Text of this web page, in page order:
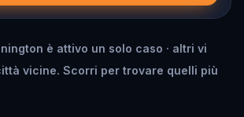
è attivo un solo caso · altri vi
vicine. Scorri per trovare quelli più